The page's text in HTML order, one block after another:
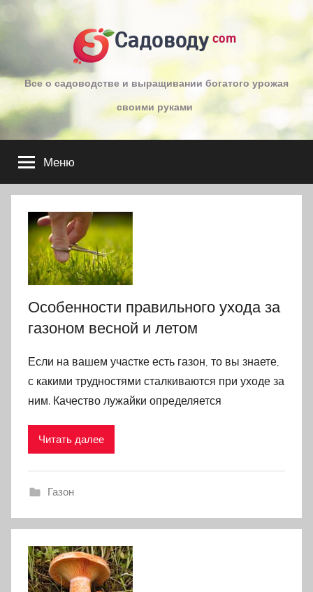
к
Садоводу com
Все о садоводстве и выращивании богатого урожая
своими руками
Меню
Особенности правильного ухода за
газоном весной и летом
Если на вашем участке есть газон, то вы знаете,
с какими трудностями сталкиваются при уходе за
ним. Качество лужайки определяется
Читать далее
Газон